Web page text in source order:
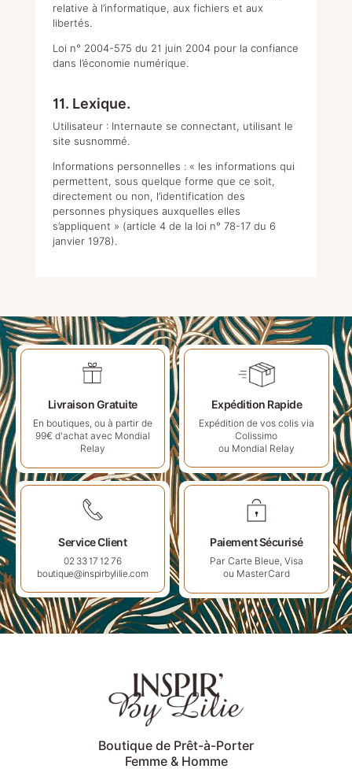
relative à l’informatique, aux fichiers et aux
libertés.
Loi n° 2004-575 du 21 juin 2004 pour la confiance
dans l’économie numérique.
11. Lexique.
Utilisateur : Internaute se connectant, utilisant le
site susnommé.
Informations personnelles : « les informations qui
permettent, sous quelque forme que ce soit,
directement ou non, l’identification des
personnes physiques auxquelles elles
s’appliquent » (article 4 de la loi n° 78-17 du 6
janvier 1978).
Livraison Gratuite
En boutiques, ou à partir de
99€ d'achat avec Mondial
Relay
Expédition Rapide
Expédition de vos colis via
Colissimo
ou Mondial Relay
Service Client
02 33 17 12 76
boutique@inspirbylilie.com
Paiement Sécurisé
Par Carte Bleue, Visa
ou MasterCard
Boutique de Prêt-à-Porter
Femme & Homme